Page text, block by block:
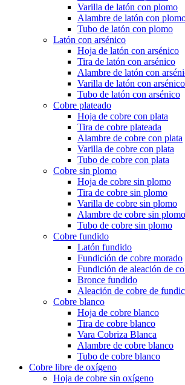
Varilla de latón con plomo
Alambre de latón con
Tubo de latón con plomo
Latón con arsénico
Hoja de latón con arsénico
Tira de latón con arsénico
Alambre de latón con
Varilla de latón con arsénico
Tubo de latón con arsénico
Cobre plateado
Hoja de cobre con plata
Tira de cobre plateada
Alambre de cobre con plata
Varilla de cobre con plata
Tubo de cobre con plata
Cobre sin plomo
Hoja de cobre sin plomo
Tira de cobre sin plomo
Varilla de cobre sin plomo
Alambre de cobre sin plomo
Tubo de cobre sin plomo
Cobre fundido
Latón fundido
Fundición de cobre morado
Fundición de aleación de
Bronce fundido
Aleación de cobre de
Cobre blanco
Hoja de cobre blanco
Tira de cobre blanco
Vara Cobriza Blanca
Alambre de cobre blanco
Tubo de cobre blanco
Cobre libre de oxígeno
Hoja de cobre sin oxígeno